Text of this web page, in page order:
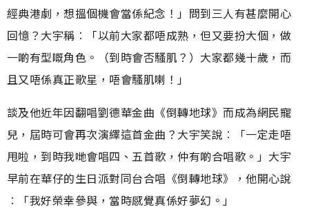
經典港劇，想搵個機會當係紀念！」問到三人有甚麼開心
回憶？大宇稱︰「以前大家都唔成熟，但又要扮大個，做
一啲有型嘅角色。（到時會否騷肌？）大家都幾十歲，而
且又唔係真正歌星，唔會騷肌喇！」
談及他近年因翻唱劉德華金曲《倒轉地球》而成為網民寵
兒，屆時可會再次演繹這首金曲？大宇笑說︰「一定走唔
甩啦，到時我哋會唱四、五首歌，仲有啲合唱歌。」大宇
早前在華仔的生日派對同台合唱《倒轉地球》，他開心說
︰「我好榮幸參與，當時感覺真係好夢幻。」